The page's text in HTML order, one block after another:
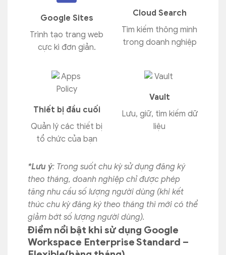
Google Sites
Trình tạo trang web
cực kì đơn giản.
Cloud Search
Tìm kiếm thông minh
trong doanh nghiệp
Thiết bị đầu cuối
Quản lý các thiết bị
tổ chức của bạn
Vault
Lưu, giữ, tìm kiếm dữ
liệu
*Lưu ý: Trong suốt chu kỳ sử dụng đăng ký
theo tháng, doanh nghiệp chỉ được phép
tăng nhu cầu số lượng người dùng (khi kết
thúc chu kỳ đăng ký theo tháng thì mới có thể
giảm bớt số lượng người dùng).
Điểm nổi bật khi sử dụng Google
Workspace Enterprise Standard –